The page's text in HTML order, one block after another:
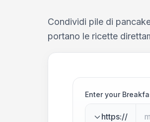
Condividi pile di
portano le ricette
Enter your
https://